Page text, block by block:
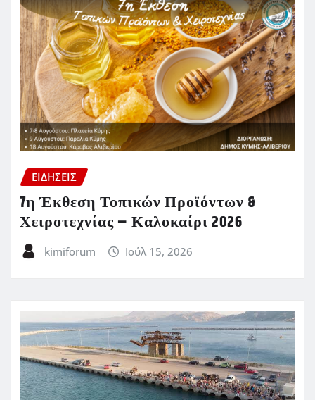
ΕΙΔΗΣΕΙΣ
7η Έκθεση Τοπικών Προϊόντων &
Χειροτεχνίας – Καλοκαίρι 2026
kimiforum Ιούλ 15, 2026